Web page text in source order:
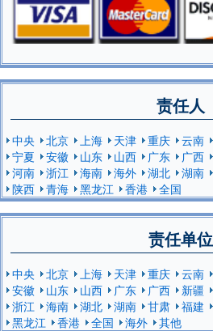
责任人
中央 北京 上海 天津 重庆 云南
宁夏
安徽 山东 山西 广东 广西
河南
浙江 海南 海外 湖北 湖南
陕西
青海 黑龙江 香港 全国
责任单位
中央 北京 上海 天津 重庆 云南
安徽
山东 山西 广东 广西 新疆
浙江
海南 湖北 湖南 甘肃 福建
黑龙江
香港 全国 海外 其他